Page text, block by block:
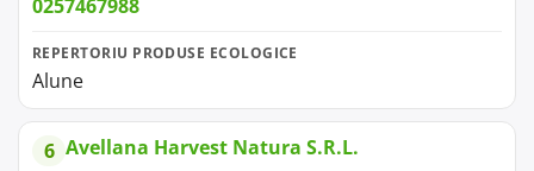
0257467988
REPERTORIU PRODUSE ECOLOGICE
Alune
6 Avellana Harvest Natura S.R.L.